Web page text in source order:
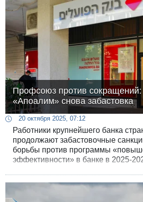
Профсоюз против сокращений:
«Апоалим» снова забастовка
20 октября 2025, 07:12
Работники крупнейшего банка
продолжают забастовочные
борьбы против программы
эффективности» в банке в 2025-